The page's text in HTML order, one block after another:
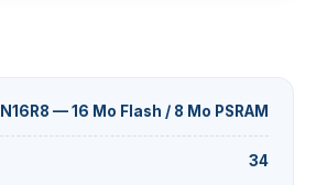
N16R8 — 16 Mo Flash / 8 Mo PSRAM
34